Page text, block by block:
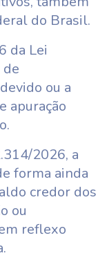
do Brasil.
da Lei
ou a
apuração
2026, a
forma ainda
credor dos
ou
reflexo